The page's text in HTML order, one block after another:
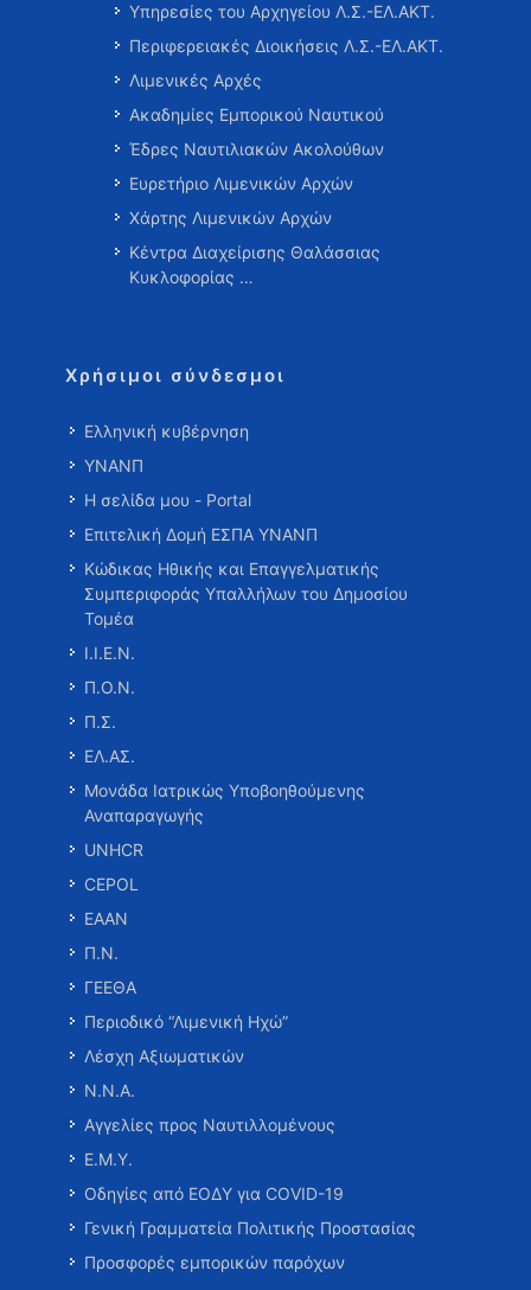
Υπηρεσίες του Αρχηγείου Λ.Σ.-ΕΛ.ΑΚΤ.
Περιφερειακές Διοικήσεις Λ.Σ.-ΕΛ.ΑΚΤ.
Λιμενικές Αρχές
Ακαδημίες Εμπορικού Ναυτικού
Έδρες Ναυτιλιακών Ακολούθων
Ευρετήριο Λιμενικών Αρχών
Χάρτης Λιμενικών Αρχών
Κέντρα Διαχείρισης Θαλάσσιας
Κυκλοφορίας …
Χρήσιμοι σύνδεσμοι
Ελληνική κυβέρνηση
ΥΝΑΝΠ
Η σελίδα μου - Portal
Επιτελική Δομή ΕΣΠΑ ΥΝΑΝΠ
Κώδικας Ηθικής και Επαγγελματικής
Συμπεριφοράς Υπαλλήλων του Δημοσίου
Τομέα
Ι.Ι.Ε.Ν.
Π.Ο.Ν.
Π.Σ.
ΕΛ.ΑΣ.
Μονάδα Ιατρικώς Υποβοηθούμενης
Αναπαραγωγής
UNHCR
CEPOL
ΕΑΑΝ
Π.Ν.
ΓΕΕΘΑ
Περιοδικό “Λιμενική Ηχώ”
Λέσχη Αξιωματικών
Ν.Ν.Α.
Αγγελίες προς Ναυτιλλομένους
Ε.Μ.Υ.
Οδηγίες από ΕΟΔΥ για COVID-19
Γενική Γραμματεία Πολιτικής Προστασίας
Προσφορές εμπορικών παρόχων